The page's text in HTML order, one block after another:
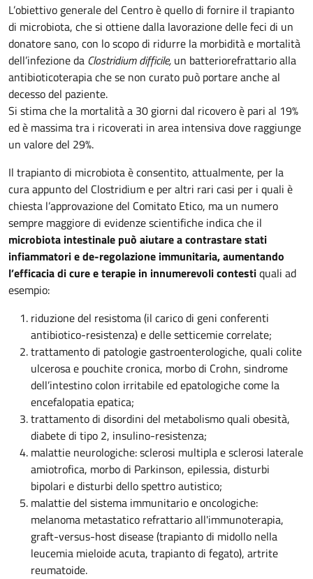
L’obiettivo generale del Centro è quello di fornire il trapianto
di microbiota, che si ottiene dalla lavorazione delle feci di un
donatore sano, con lo scopo di ridurre la morbidità e mortalità
dell’infezione da Clostridium difficile, un batteriorefrattario alla
antibioticoterapia che se non curato può portare anche al
decesso del paziente.
Si stima che la mortalità a 30 giorni dal ricovero è pari al 19%
ed è massima tra i ricoverati in area intensiva dove raggiunge
un valore del 29%.
Il trapianto di microbiota è consentito, attualmente, per la
cura appunto del Clostridium e per altri rari casi per i quali è
chiesta l’approvazione del Comitato Etico, ma un numero
sempre maggiore di evidenze scientifiche indica che il
microbiota intestinale può aiutare a contrastare stati
infiammatori e de-regolazione immunitaria, aumentando
l’efficacia di cure e terapie in innumerevoli contestiquali ad
esempio:
riduzione del resistoma (il carico di geni conferenti
antibiotico-resistenza) e delle setticemie correlate;
trattamento di patologie gastroenterologiche, quali colite
ulcerosa e pouchite cronica, morbo di Crohn, sindrome
dell’intestino colon irritabile ed epatologiche come la
encefalopatia epatica;
trattamento di disordini del metabolismo quali obesità,
diabete di tipo 2, insulino-resistenza;
malattie neurologiche: sclerosi multipla e sclerosi laterale
amiotrofica, morbo di Parkinson, epilessia, disturbi
bipolari e disturbi dello spettro autistico;
malattie del sistema immunitario e oncologiche:
melanoma metastatico refrattario all'immunoterapia,
graft-versus-host disease (trapianto di midollo nella
leucemia mieloide acuta, trapianto di fegato), artrite
reumatoide.